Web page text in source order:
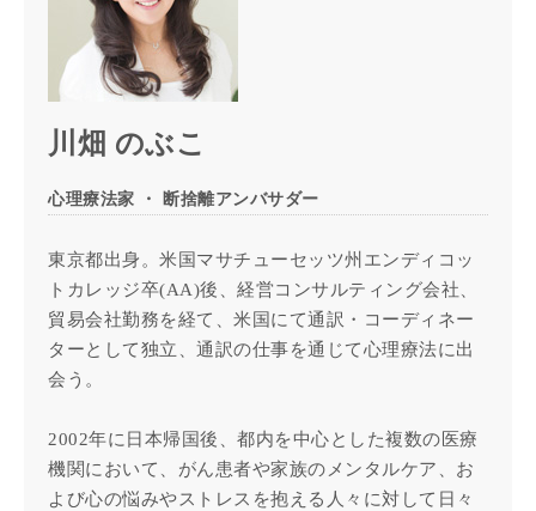
川畑 のぶこ
心理療法家 ・ 断捨離アンバサダー
東京都出身。米国マサチューセッツ州エンディコッ
トカレッジ卒(AA)後、経営コンサルティング会社、
貿易会社勤務を経て、米国にて通訳・コーディネー
ターとして独立、通訳の仕事を通じて心理療法に出
会う。
2002年に日本帰国後、都内を中心とした複数の医療
機関において、がん患者や家族のメンタルケア、お
よび心の悩みやストレスを抱える人々に対して日々